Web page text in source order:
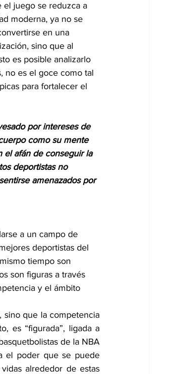
juego se reduzca a
moderna, ya no se
en una
sino que al
es posible analizarlo
no es el goce como tal
para fortalecer el
por intereses de
como su mente
el afán de conseguir la
deportistas no
amenazados por
a un campo de
deportistas del
tiempo son
son figuras a través
y el ámbito
sino que la competencia
es “figurada”, ligada a
de la NBA
el poder que se puede
alrededor de estas